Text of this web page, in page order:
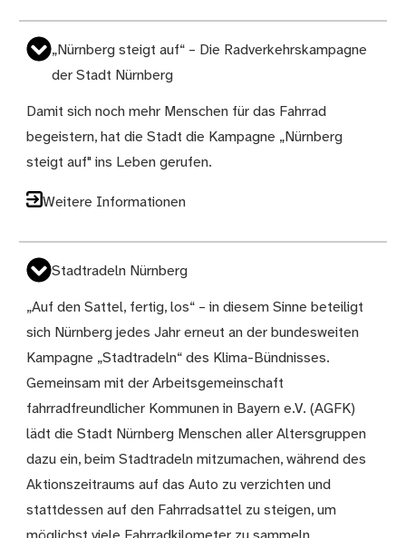
„Nürnberg steigt auf“ – Die Radverkehrskampagne
der Stadt Nürnberg
Damit sich noch mehr Menschen für das Fahrrad
begeistern, hat die Stadt die Kampagne „Nürnberg
steigt auf" ins Leben gerufen.
Weitere Informationen
Stadtradeln Nürnberg
„Auf den Sattel, fertig, los“ – in diesem Sinne beteiligt
sich Nürnberg jedes Jahr erneut an der bundesweiten
Kampagne „Stadtradeln“ des Klima-Bündnisses.
Gemeinsam mit der Arbeitsgemeinschaft
fahrradfreundlicher Kommunen in Bayern e.V. (AGFK)
lädt die Stadt Nürnberg Menschen aller Altersgruppen
dazu ein, beim Stadtradeln mitzumachen, während des
Aktionszeitraums auf das Auto zu verzichten und
stattdessen auf den Fahrradsattel zu steigen, um